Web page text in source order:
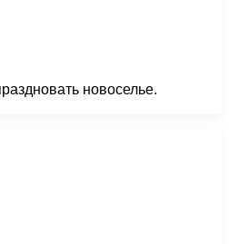
новоселье.